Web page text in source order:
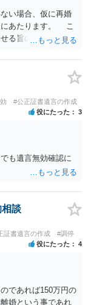
い場合、仮に再婚
にあたります。 こ
る旨の公正証書遺
手から相続人
能性があります。
様本人がお住まい
ように思います。
条 遺留分権利者及
財産を承継し又は
おいて同じ。）又
払を請求すること
#公正証書遺言の作成
役にたった 3
も遺言無効確認に
談
証書遺言の作成 #調停
役にたった 4
であれば150万円の
婚という事であれ